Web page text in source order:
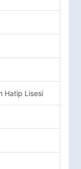
Hatip Lisesi